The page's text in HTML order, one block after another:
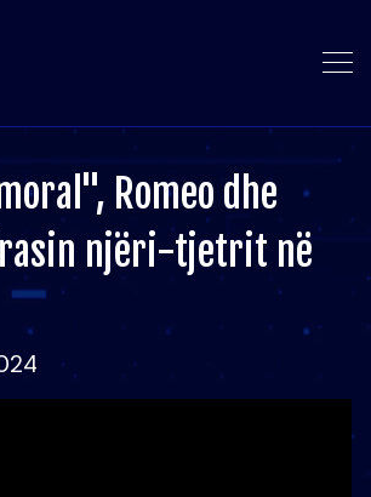
Romeo dhe
njëri-tjetrit në